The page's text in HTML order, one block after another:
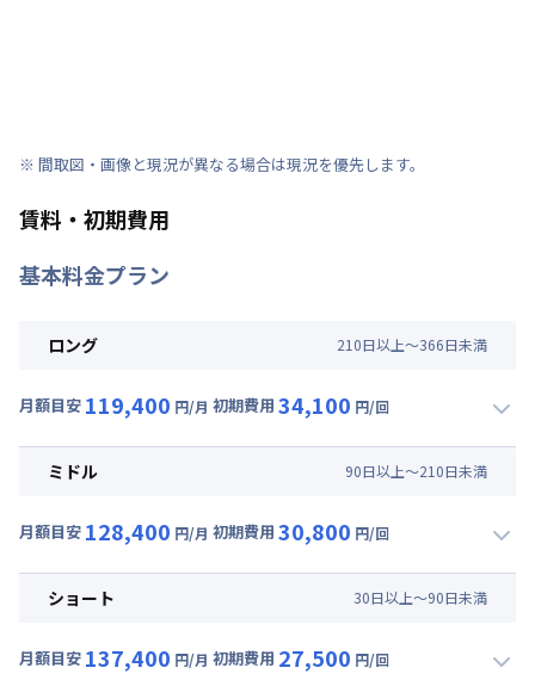
※ 間取図・画像と現況が異なる場合は現況を優先します。
賃料・初期費用
基本料金プラン
ロング 210日以上～366日未満
月額目安 119,400 円/月 初期費用 34,100 円/回
月額賃料目安(30日利用)
光熱費他 : 24,000円/月 (800円/日) (税抜)
その他費用 :
初期費用
ミドル 90日以上～210日未満
月額目安 128,400 円/月 初期費用 30,800 円/回
月額賃料目安(30日利用)
光熱費他 : 24,000円/月 (800円/日) (税抜)
ショート 30日以上～90日未満
月額目安 137,400 円/月 初期費用 27,500 円/回